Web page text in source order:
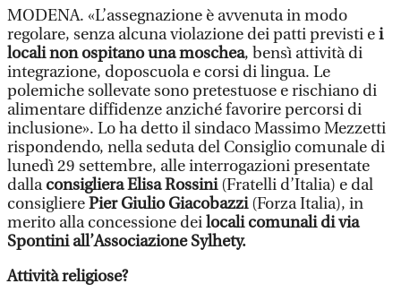
MODENA. «L’assegnazione è avvenuta in modo
regolare, senza alcuna violazione dei patti previsti ei
locali non ospitano una moschea, bensì attività di
integrazione, doposcuola e corsi di lingua. Le
polemiche sollevate sono pretestuose e rischiano di
alimentare diffidenze anziché favorire percorsi di
inclusione». Lo ha detto il sindaco Massimo Mezzetti
rispondendo, nella seduta del Consiglio comunale di
lunedì 29 settembre, alle interrogazioni presentate
dallaconsigliera Elisa Rossini(Fratelli d’Italia) e dal
consiglierePier Giulio Giacobazzi(Forza Italia), in
merito alla concessione deilocali comunali di via
Spontini all’Associazione Sylhety.
Attività religiose?